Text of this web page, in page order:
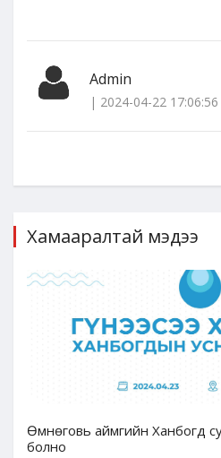
Admin
| 2024-04-22 17:06:56
Хамааралтай мэдээ
Өмнөговь аймгийн Ханбогд
болно